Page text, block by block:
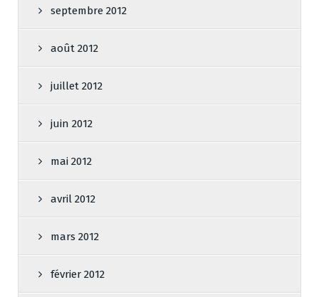
septembre 2012
août 2012
juillet 2012
juin 2012
mai 2012
avril 2012
mars 2012
février 2012